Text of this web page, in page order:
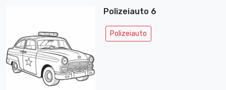
Polizeiauto 6
Polizeiauto